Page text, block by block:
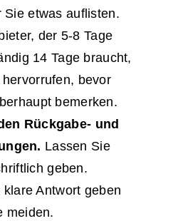
Sie etwas auflisten.
der 5-8 Tage
14 Tage braucht,
bevor
bemerken.
Rückgabe- und
Lassen Sie
geben.
Antwort geben
meiden.